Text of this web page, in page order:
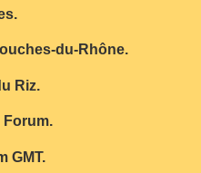
du-Rhône.
Riz.
Forum.
GMT.